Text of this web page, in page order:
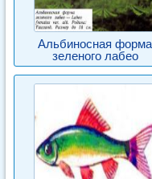
Альбиносная форма
зеленого лабео